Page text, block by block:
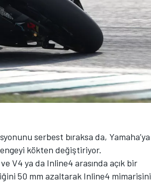
serbest bıraksa da, Yamaha’ya
kökten değiştiriyor.
V4 ya da Inline4 arasında açık bir
50 mm azaltarak Inline4 mimarisini